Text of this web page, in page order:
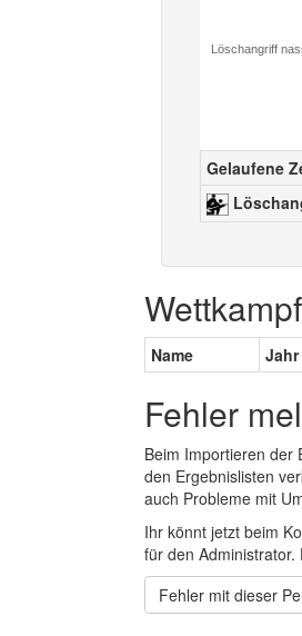
Löschangriff
Gelaufene
Name Jahr
Fehler
Beim Importieren der
den Ergebnislisten
auch Probleme mit
Ihr könnt jetzt beim
für den
Fehler mit dieser